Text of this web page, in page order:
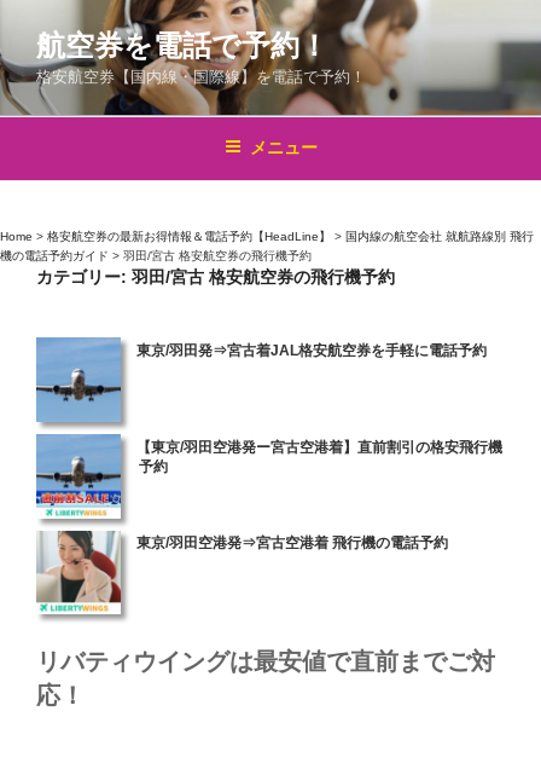
テ
ン
ス
ッ
航空券を電話で予約！
格安航空券【国内線・国際線】を電話で予約！
メニュー
Home > 格安航空券の最新お得情報＆電話予約【HeadLine】 > 国内線の航空会社 就航路線別 飛行
機の電話予約ガイド > 羽田/宮古 格安航空券の飛行機予約
カテゴリー: 羽田/宮古 格安航空券の飛行機予約
投
東京/羽田発⇒宮古着JAL格安航空券を手軽に電話予約
投
稿
【東京/羽田空港発ー宮古空港着】直前割引の格安飛行機
予約
投
東京/羽田空港発⇒宮古空港着 飛行機の電話予約
リバティウイングは最安値で直前までご対
応！